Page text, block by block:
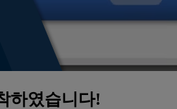
하였습니다!